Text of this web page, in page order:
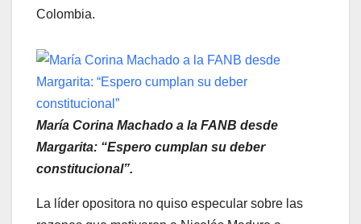
Colombia.
María Corina Machado a la FANB desde
Margarita: “Espero cumplan su deber
constitucional”.
La líder opositora no quiso especular sobre las